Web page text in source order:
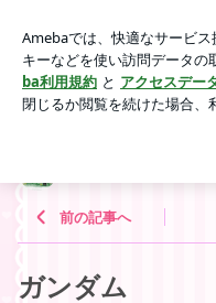
アプリをダウンロードして
ょう。
前の記事へ
ガンダム